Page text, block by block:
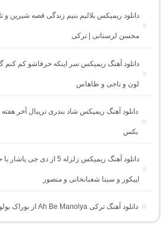
دانلود ریمیکس بلالیم بنیم زندگی قصه شیرین
محسن لرستانی | ترکی
دانلود آهنگ ریمیکس سر اینکه حرفاشو کم
لون و ناجی و طاهاس
دانلود آهنگ ریمیکس شاد بندری تریبال آخر
بکس
دانلود آهنگ ریمیکس زلزله 5
اپیکور و سینا شعبانخانی و منصور
دانلود آهنگ ترکی Ah Be Manolya از بوراک بولوت